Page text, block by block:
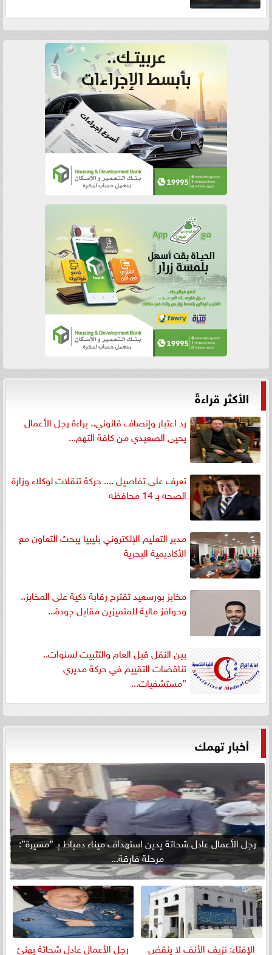
الأكثر قراءةً
رد اعتبار وإنصاف قانوني.. براءة رجل الأعمال
يحيى الصعيدي من كافة التهم...
تعرف على تفاصيل .... حركة تنقلات لوكلاء وزارة
الصحه بـ 14 محافظه
مدير التعليم الإلكتروني بليبيا يبحث التعاون مع
الأكاديمية البحرية
مخابز بورسعيد تقترح رقابة ذكية على المخابز..
وحوافز مالية للمتميزين مقابل جودة...
بين النقل قبل العام والتثبيت لسنوات..
تناقضات التقييم في حركة مديري
”مستشفيات...
أخبار تهمك
رجل الأعمال عادل شحاتة يدين استهداف ميناء دمياط بـ ”مسيرة”:
مرحلة فارقة...
الإفتاء: نزيف الأنف لا ينقض
رجل الأعمال عادل شحاتة يهنئ